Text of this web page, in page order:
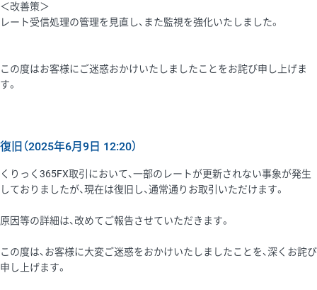
＜改善策＞
レート受信処理の管理を見直し、また監視を強化いたしました。
この度はお客様にご迷惑おかけいたしましたことをお詫び申し上げま
す。
復旧（2025年6月9日 12:20）
くりっく365FX取引において、一部のレートが更新されない事象が発生
しておりましたが、現在は復旧し、通常通りお取引いただけます。
原因等の詳細は、改めてご報告させていただきます。
この度は、お客様に大変ご迷惑をおかけいたしましたことを、深くお詫び
申し上げます。